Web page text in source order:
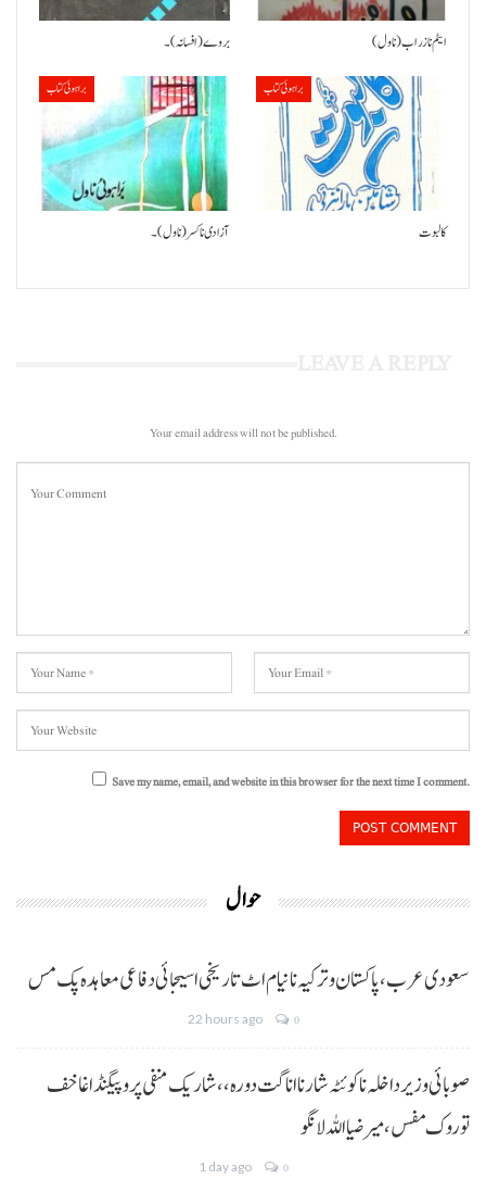
بروے (افسانہ)۔ ایٹم نا زراب (ناول)
براہوئی کتاب
آزادی نا کسر (ناول)۔
براہوئی کتاب
کالبوت
Your email address will not be published.
Save my name, email, and website in this browser for the next time I comment.
حوال
سعودی عرب، پاکستان و ترکیہ نا نیام اٹ تاریخی اسیجائی دفاعی معاہدہ پک مس
22 hours ago 0
صوبائی وزیر داخلہ نا کوئٹہ شار نا اناگت دورہ،، شاریک منفی پروپیگنڈا غا خف
توروک مفس، میر ضیا اللہ لانگو
1 day ago 0